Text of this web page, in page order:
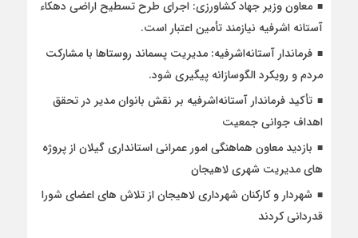
معاون وزیر جهاد کشاورزی: اجرای طرح تسطیح اراضی دهکاء
آستانه اشرفیه نیازمند تأمین اعتبار است.
فرماندار آستانه‌اشرفیه: مدیریت پسماند روستاها با مشارکت
مردم و رویکرد الگوسازانه پیگیری شود.
تأکید فرماندار آستانه‌اشرفیه بر نقش بانوان مدیر در تحقق
اهداف جوانی جمعیت
بازدید معاون هماهنگی امور عمرانی استانداری گیلان از پروژه
های مدیریت شهری لاهیجان
شهردار و کارکنان شهرداری لاهیجان از تلاش های اعضای شورا
قدردانی کردند